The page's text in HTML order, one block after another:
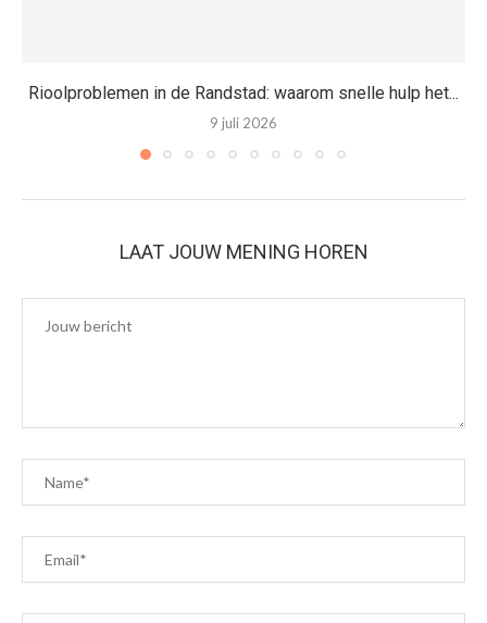
Rioolproblemen in de Randstad: waarom snelle hulp het...
9 juli 2026
LAAT JOUW MENING HOREN